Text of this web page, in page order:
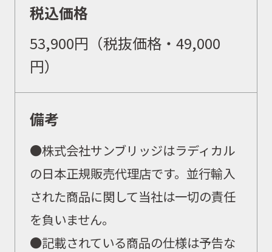
WEBショップ
ニュース
キャンペーン
税込価格
53,900円（税抜価格・49,000
円）
備考
●株式会社サンブリッジはラディカル
の日本正規販売代理店です。並行輸入
された商品に関して当社は一切の責任
を負いません。
●記載されている商品の仕様は予告な